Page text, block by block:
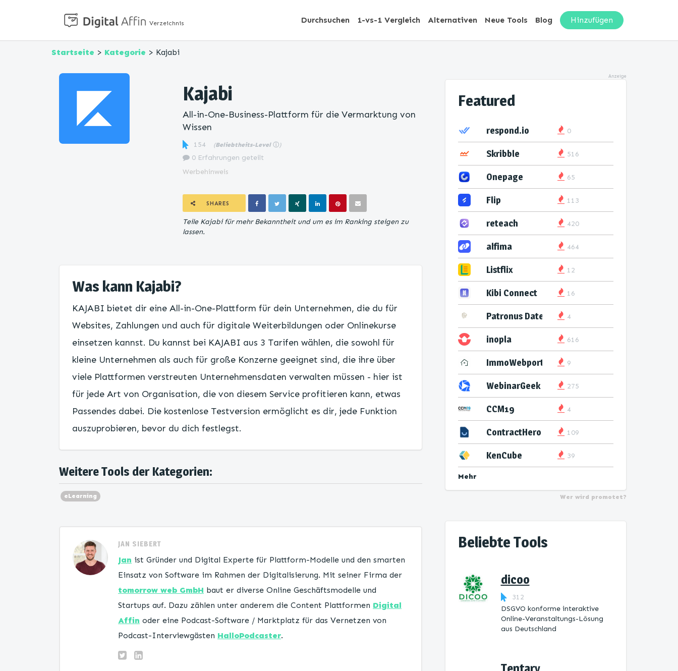
Verzeichnis Durchsuchen 1-vs-1 Vergleich Alternativen Neue Tools Blog Hinzufügen
Startseite > Kategorie > Kajabi
Kajabi
All-in-One-Business-Plattform für die Vermarktung von
Wissen
154 (Beliebtheits-Level ⓘ)
0 Erfahrungen geteilt
Werbehinweis
SHARES
Teile Kajabi für mehr Bekanntheit und um es im Ranking steigen zu
lassen.
Was kann Kajabi?
KAJABI bietet dir eine All-in-One-Plattform für dein Unternehmen, die du für
Websites, Zahlungen und auch für digitale Weiterbildungen oder Onlinekurse
einsetzen kannst. Du kannst bei KAJABI aus 3 Tarifen wählen, die sowohl für
kleine Unternehmen als auch für große Konzerne geeignet sind, die ihre über
viele Plattformen verstreuten Unternehmensdaten verwalten müssen - hier ist
für jede Art von Organisation, die von diesem Service profitieren kann, etwas
Passendes dabei. Die kostenlose Testversion ermöglicht es dir, jede Funktion
auszuprobieren, bevor du dich festlegst.
Weitere Tools der Kategorien:
eLearning
JAN SIEBERT
Jan ist Gründer und Digital Experte für Plattform-Modelle und den smarten
Einsatz von Software im Rahmen der Digitalisierung. Mit seiner Firma der
tomorrow web GmbH baut er diverse Online Geschäftsmodelle und
Startups auf. Dazu zählen unter anderem die Content Plattformen Digital
Affin oder eine Podcast-Software / Marktplatz für das Vernetzen von
Podcast-Interviewgästen HalloPodcaster.
Anzeige
Featured
respond.io 0
Skribble 516
Onepage 65
Flip 113
reteach 420
alfima 464
Listflix 12
Kibi Connect 16
Patronus Datenservice
4
inopla 616
ImmoWebport 9
WebinarGeek 275
CCM19 4
ContractHero 109
KenCube 39
Mehr
Wer wird promotet?
Beliebte Tools
dicoo
312
DSGVO konforme interaktive
Online-Veranstaltungs-Lösung
aus Deutschland